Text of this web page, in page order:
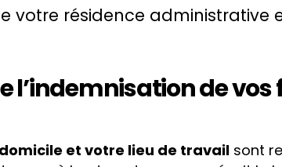
votre résidence administrative
l’indemnisation de vos
et votre lieu de travail sont